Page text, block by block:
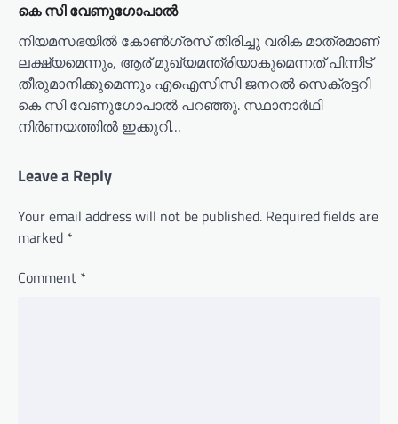
കെ സി വേണുഗോപാല്‍
നിയമസഭയില്‍ കോണ്‍ഗ്രസ് തിരിച്ചു വരിക മാത്രമാണ്
ലക്ഷ്യമെന്നും, ആര് മുഖ്യമന്ത്രിയാകുമെന്നത് പിന്നീട്
തീരുമാനിക്കുമെന്നും എഐസിസി ജനറല്‍ സെക്രട്ടറി
കെ സി വേണുഗോപാല്‍ പറഞ്ഞു. സ്ഥാനാര്‍ഥി
നിര്‍ണയത്തില്‍ ഇക്കുറി…
Leave a Reply
Your email address will not be published. Required fields are
marked *
Comment *